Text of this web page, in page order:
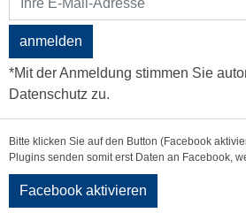
anmelden
*Mit der Anmeldung stimmen Sie
Datenschutz zu.
Bitte klicken Sie auf den Button (Facebook
Plugins senden somit erst Daten an Facebook,
Facebook aktivieren